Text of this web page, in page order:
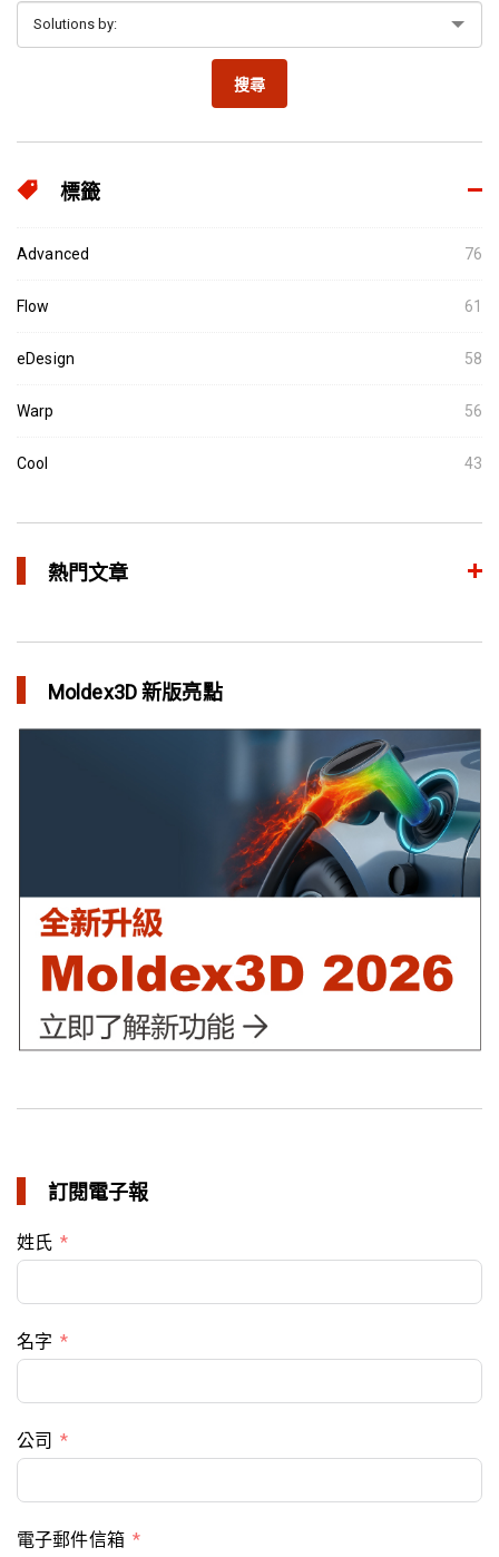
搜尋
標籤
Advanced 76
Flow 61
eDesign 58
Warp 56
Cool 43
熱門文章
異型水路可行性驗證 縮短USB外殼生產週期
Moldex3D 新版亮點
訂閱電子報
姓氏
名字
公司
電子郵件信箱